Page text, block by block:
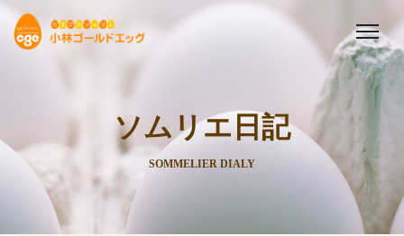
ソムリエ日記
SOMMELIER DIALY